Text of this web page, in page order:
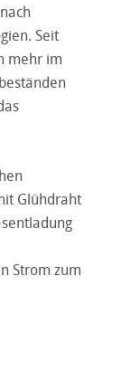
Seit
mehr im
Glühdraht
Strom zum